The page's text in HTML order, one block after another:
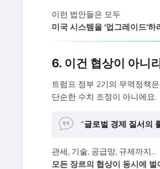
이런 법안들은 모두
미국 시스템을 '업그레이드'하
6. 이건 협상이 아니
트럼프 정부 2기의 무역정책은
단순한 수치 조정이 아니에요.
“글로벌 경제 질서의
관세, 기술, 공급망, 규제까지…
모든 장르의 협상이 동시에 벌